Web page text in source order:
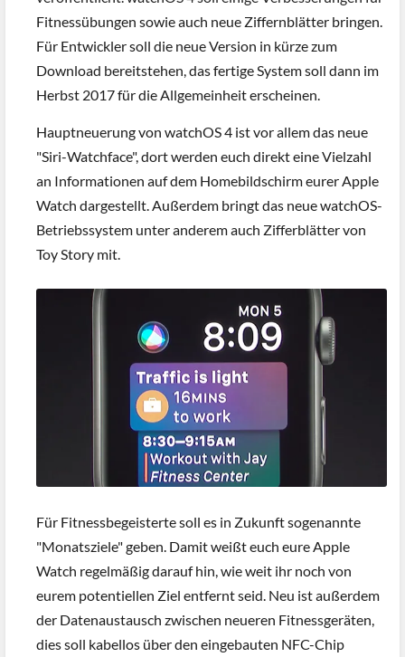
Fitnessübungen sowie auch neue Ziffernblätter bringen.
Für Entwickler soll die neue Version in kürze zum
Download bereitstehen, das fertige System soll dann im
Herbst 2017 für die Allgemeinheit erscheinen.
Hauptneuerung von watchOS 4 ist vor allem das neue
"Siri-Watchface", dort werden euch direkt eine Vielzahl
an Informationen auf dem Homebildschirm eurer Apple
Watch dargestellt. Außerdem bringt das neue watchOS-
Betriebssystem unter anderem auch Zifferblätter von
Toy Story mit.
Für Fitnessbegeisterte soll es in Zukunft sogenannte
"Monatsziele" geben. Damit weißt euch eure Apple
Watch regelmäßig darauf hin, wie weit ihr noch von
eurem potentiellen Ziel entfernt seid. Neu ist außerdem
der Datenaustausch zwischen neueren Fitnessgeräten,
dies soll kabellos über den eingebauten NFC-Chip